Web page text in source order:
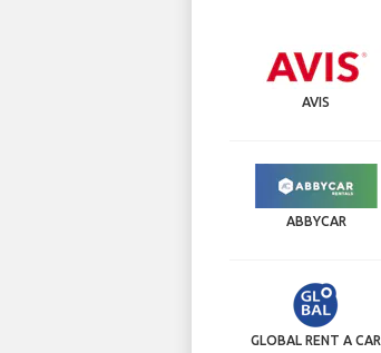
AVIS
ABBYCAR
GLOBAL RENT A CAR